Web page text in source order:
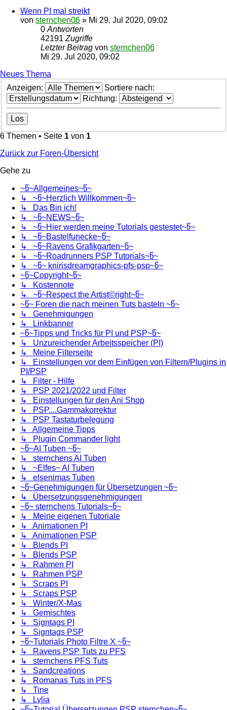
Wenn PI mal streikt
von sternchen06 » Mi 29. Jul 2020, 09:02
0 Antworten
42191 Zugriffe
Letzter Beitrag von sternchen06
Mi 29. Jul 2020, 09:02
Neues Thema
Anzeigen:
Sortiere nach:
Richtung:
6 Themen • Seite 1 von 1
Zurück zur Foren-Übersicht
Gehe zu
~წ~Allgemeines~წ~
↳ ~წ~Herzlich Willkommen~წ~
↳ Das Bin ich!
↳ ~წ~NEWS~წ~
↳ ~წ~Hier werden meine Tutorials gestestet~წ~
↳ ~წ~Bastelfunecke~წ~
↳ ~წ~Ravens Grafikgarten~წ~
↳ ~წ~Roadrunners PSP Tutorials~წ~
↳ ~წ~ knirisdreamgraphics-pfs-psp~წ~
~წ~Copyright~წ~
↳ Kostennote
↳ ~წ~Respect the Artist©right~წ~
~წ~ Foren die nach meinen Tuts basteln ~წ~
↳ Genehmigungen
↳ Linkbanner
~წ~Tipps und Tricks für PI und PSP~წ~
↳ Unzureichender Arbeitsspeicher (PI)
↳ Meine Filterseite
↳ Einstellungen vor dem Einfügen von Filtern/Plugins in
PI/PSP
↳ Filter - Hilfe
↳ PSP 2021/2022 und Filter
↳ Einstellungen für den Ani Shop
↳ PSP....Gammakorrektur
↳ PSP Tastaturbelegung
↳ Allgemeine Tipps
↳ Plugin Commander light
~წ~AI Tuben ~წ~
↳ sternchens AI Tuben
↳ ~Elfes~ AI Tuben
↳ elsenimas Tuben
~წ~Genehmigungen für Übersetzungen ~წ~
↳ Übersetzungsgenehmigungen
~წ~ sternchens Tutorials~წ~
↳ Meine eigenen Tutoriale
↳ Animationen PI
↳ Animationen PSP
↳ Blends PI
↳ Blends PSP
↳ Rahmen PI
↳ Rahmen PSP
↳ Scraps PI
↳ Scraps PSP
↳ Winter/X-Mas
↳ Gemischtes
↳ Signtags PI
↳ Signtags PSP
~წ~Tutorials Photo Filtre X ~წ~
↳ Ravens PSP Tuts zu PFS
↳ sternchens PFS Tuts
↳ Sandcreations
↳ Romanas Tuts in PFS
↳ Tine
↳ Lylia